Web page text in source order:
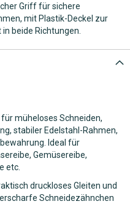
Griff für sichere
mit Plastik-Deckel zur
beide Richtungen.
müheloses Schneiden,
stabiler Edelstahl-Rahmen,
Ideal für
Gemüsereibe,
etc.
druckloses Gleiten und
Schneidezähnchen